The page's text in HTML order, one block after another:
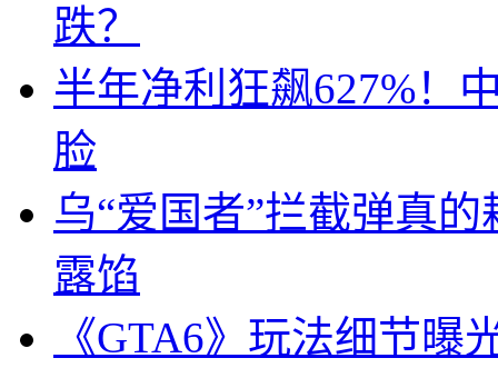
跌？
半年净利狂飙627%！
脸
乌“爱国者”拦截弹真
露馅
《GTA6》玩法细节